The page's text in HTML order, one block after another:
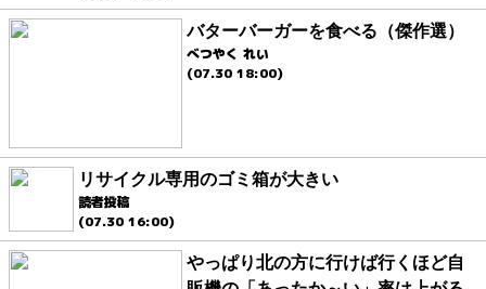
バターバーガーを食べる（傑作選）
べつやく れい
(07.30 18:00)
リサイクル専用のゴミ箱が大きい
読者投稿
(07.30 16:00)
やっぱり北の方に行けば行くほど自